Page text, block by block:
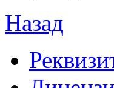
Назад